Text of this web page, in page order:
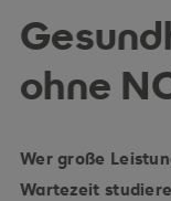
ohne
Wer große
Wartezeit